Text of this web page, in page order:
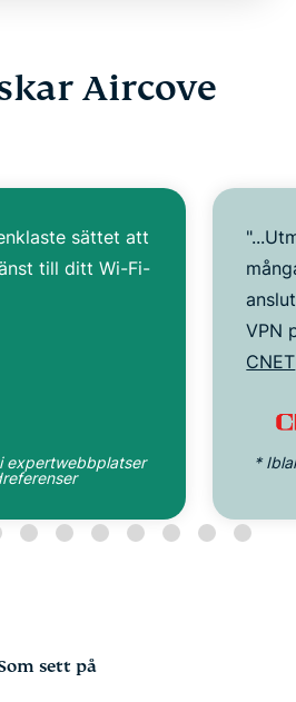
Aircove
sättet att
till ditt Wi-Fi-
expertwebbplatser
VPN
CNET
*
sett på